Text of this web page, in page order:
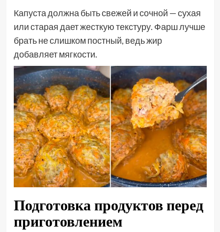
Капуста должна быть свежей и сочной — сухая
или старая дает жесткую текстуру. Фарш лучше
брать не слишком постный, ведь жир
добавляет мягкости.
Подготовка продуктов перед
приготовлением